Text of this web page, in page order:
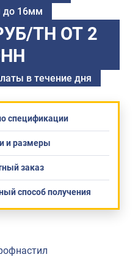
до 16мм
ТН ОТ 2
в течение дня
спецификации
и размеры
заказ
способ получения